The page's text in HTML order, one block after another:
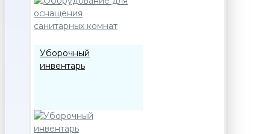
Уборочный
инвентарь